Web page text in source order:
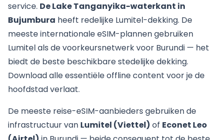
service. De Lake Tanganyika-waterkant in
Bujumbura heeft redelijke Lumitel-dekking. De
meeste internationale eSIM-plannen gebruiken
Lumitel als de voorkeursnetwerk voor Burundi — het
biedt de beste beschikbare stedelijke dekking.
Download alle essentiële offline content voor je de
hoofdstad verlaat.
De meeste reise-eSIM-aanbieders gebruiken de
infrastructuur van Lumitel (Viettel) of Econet Leo